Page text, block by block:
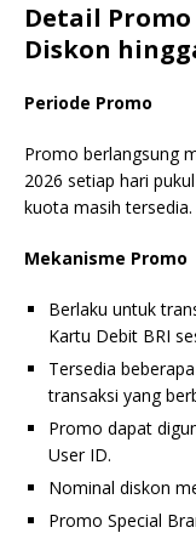
Detail Promo
Diskon
Periode Promo
Promo berlangsung
2026 setiap hari
kuota masih tersedia.
Mekanisme Promo
Berlaku untuk
Kartu Debit BRI
Tersedia
transaksi yang
Promo dapat
User ID.
Nominal diskon
Promo Special